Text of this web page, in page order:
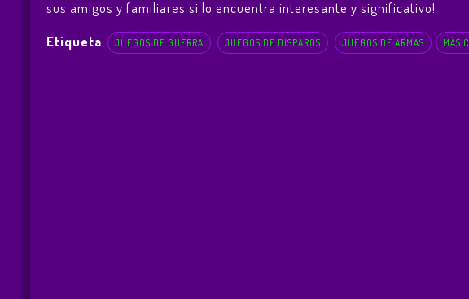
sus amigos y familiares si lo encuentra interesante y significativo!
Etiqueta: JUEGOS DE GUERRA JUEGOS DE DISPAROS JUEGOS DE ARMAS MÁS